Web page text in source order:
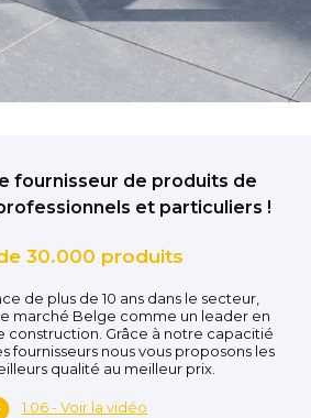
fournisseur de produits de
et particuliers !
30.000 produits
de plus de 10 ans dans le secteur,
marché Belge comme un leader en
Grâce à notre capacitié
fournisseurs nous vous proposons les
qualité au meilleur prix.
1:06 - Voir la vidéo